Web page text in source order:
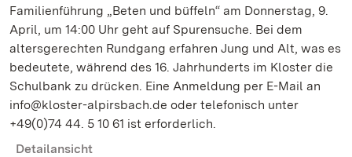
Familienführung „Beten und büffeln“ am Donnerstag, 9.
April, um 14:00 Uhr geht auf Spurensuche. Bei dem
altersgerechten Rundgang erfahren Jung und Alt, was es
bedeutete, während des 16. Jahrhunderts im Kloster die
Schulbank zu drücken. Eine Anmeldung per E-Mail an
info@kloster-alpirsbach.de oder telefonisch unter
+49(0)74 44. 5 10 61 ist erforderlich.
Detailansicht